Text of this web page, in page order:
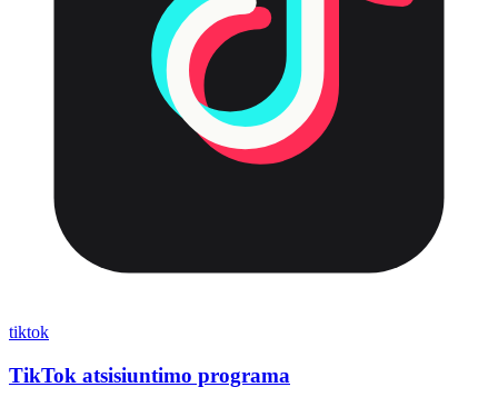
tiktok
TikTok atsisiuntimo programa